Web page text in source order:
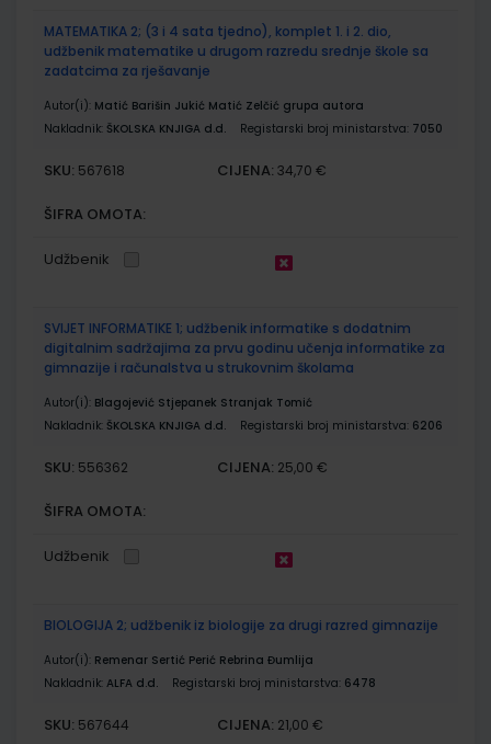
MATEMATIKA 2; (3 i 4 sata tjedno), komplet 1. i 2. dio,
udžbenik matematike u drugom razredu srednje škole sa
zadatcima za rješavanje
Autor(i): Matić Barišin Jukić Matić Zelčić grupa autora
Nakladnik: ŠKOLSKA KNJIGA d.d. Registarski broj ministarstva: 7050
SKU: 567618 CIJENA: 34,70 €
ŠIFRA OMOTA:
Udžbenik
SVIJET INFORMATIKE 1; udžbenik informatike s dodatnim
digitalnim sadržajima za prvu godinu učenja informatike za
gimnazije i računalstva u strukovnim školama
Autor(i): Blagojević Stjepanek Stranjak Tomić
Nakladnik: ŠKOLSKA KNJIGA d.d. Registarski broj ministarstva: 6206
SKU: 556362 CIJENA: 25,00 €
ŠIFRA OMOTA:
Udžbenik
BIOLOGIJA 2; udžbenik iz biologije za drugi razred gimnazije
Autor(i): Remenar Sertić Perić Rebrina Đumlija
Nakladnik: ALFA d.d. Registarski broj ministarstva: 6478
SKU: 567644 CIJENA: 21,00 €